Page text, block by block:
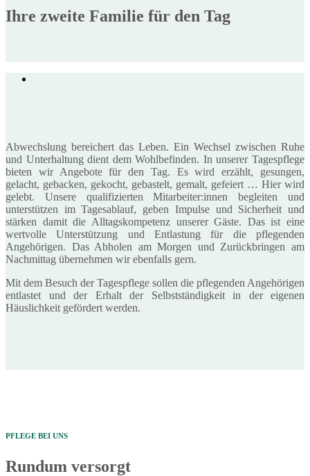
Ihre zweite Familie für den Tag
Abwechslung bereichert das Leben. Ein Wechsel zwischen Ruhe
und Unterhaltung dient dem Wohlbefinden. In unserer Tagespflege
bieten wir Angebote für den Tag. Es wird erzählt, gesungen,
gelacht, gebacken, gekocht, gebastelt, gemalt, gefeiert … Hier wird
gelebt. Unsere qualifizierten Mitarbeiter:innen begleiten und
unterstützen im Tagesablauf, geben Impulse und Sicherheit und
stärken damit die Alltagskompetenz unserer Gäste. Das ist eine
wertvolle Unterstützung und Entlastung für die pflegenden
Angehörigen. Das Abholen am Morgen und Zurückbringen am
Nachmittag übernehmen wir ebenfalls gern.
Mit dem Besuch der Tagespflege sollen die pflegenden Angehörigen
entlastet und der Erhalt der Selbstständigkeit in der eigenen
Häuslichkeit gefördert werden.
PFLEGE BEI UNS
Rundum versorgt